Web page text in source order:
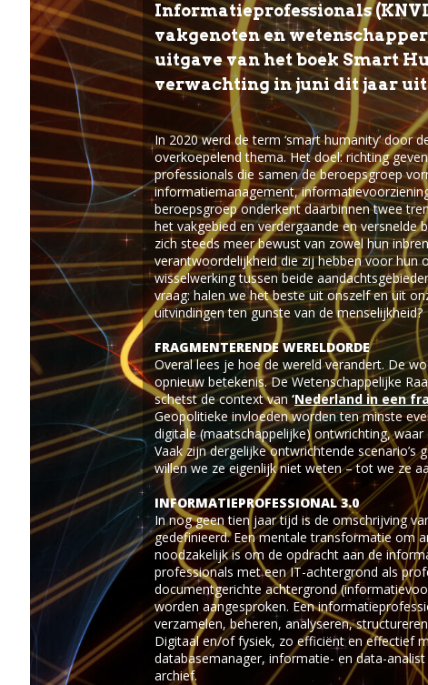
Informatieprofessionals
vakgenoten en
uitgave van het boek Smart
verwachting in juni dit jaar
In 2020 werd de term ‘smart humanity’ door
overkoepelend thema. Het doel: richting
professionals die samen de beroepsgroep
informatiemanagement,
beroepsgroep onderkent daarbinnen twee
het vakgebied en verdergaande en versnelde
zich steeds meer bewust van zowel hun
verantwoordelijkheid die zij hebben voor hun
wisselwerking tussen beide
vraag: halen we het beste uit onszelf en uit
uitvindingen ten gunste van de menselijkheid?
FRAGMENTERENDE WERELDORDE
Overal lees je hoe de wereld verandert. De
opnieuw betekenis. De Wetenschappelijke
schetst de context van‘Nederland in een
Geopolitieke invloeden worden ten minste
digitale (maatschappelijke) ontwrichting,
Vaak zijn dergelijke ontwrichtende scenario’s
willen we ze eigenlijk niet weten – tot we ze
INFORMATIEPROFESSIONAL 3.0
In nog geen tien jaar tijd is de omschrijving
gedefinieerd. Een mentale transformatie om
noodzakelijk is om de opdracht aan de
professionals met een IT-achtergrond als
documentgerichte achtergrond
worden aangesproken. Een
verzamelen, beheren, analyseren,
Digitaal en/of fysiek, zo efficiënt en effectief
databasemanager, informatie- en data-
archief.